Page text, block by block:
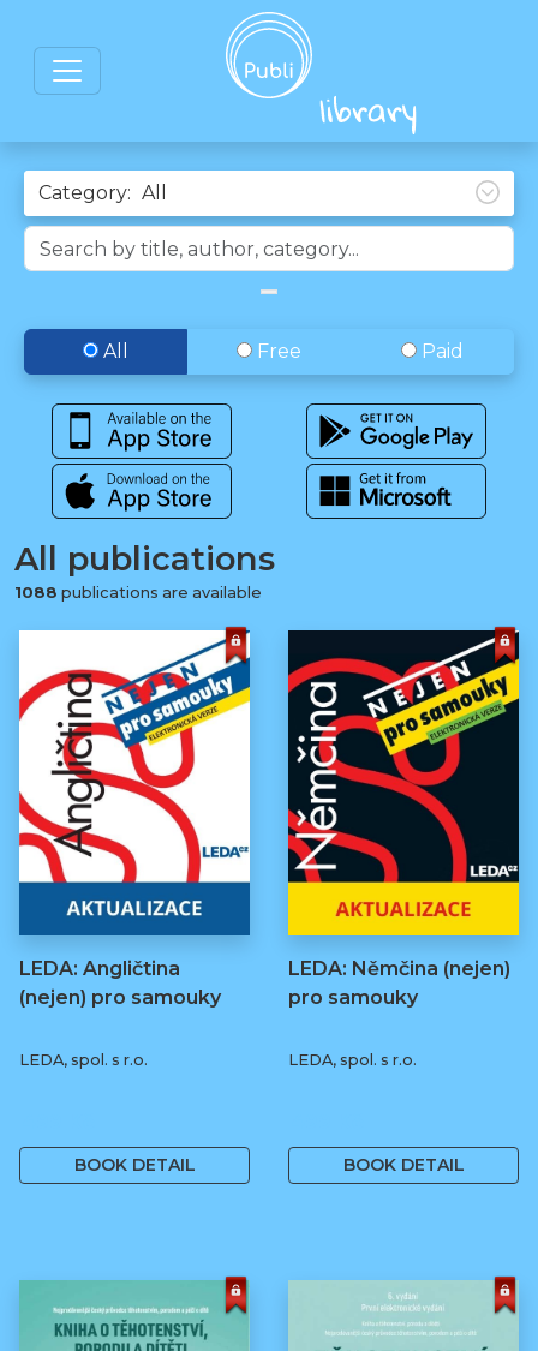
Category:
All Free Paid
All publications
1088 publications are available
LEDA: Angličtina
(nejen) pro samouky
LEDA, spol. s r.o.
BOOK DETAIL
LEDA: Němčina (nejen)
pro samouky
LEDA, spol. s r.o.
BOOK DETAIL